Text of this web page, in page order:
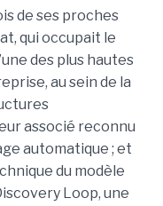
de ses proches
qui occupait le
des plus hautes
au sein de la
associé reconnu
automatique ; et
du modèle
Loop, une